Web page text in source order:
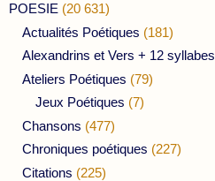
POESIE (20 631)
Actualités Poétiques (181)
Alexandrins et Vers + 12 syllabes
Ateliers Poétiques (79)
Jeux Poétiques (7)
Chansons (477)
Chroniques poétiques (227)
Citations (225)